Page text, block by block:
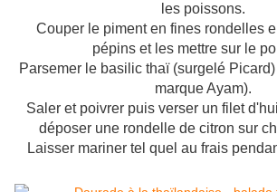
les poissons.
Couper le piment en fines rondelles
pépins et les mettre sur le
Parsemer le basilic thaï (surgelé
marque Ayam).
Saler et poivrer puis verser un filet
déposer une rondelle de citron sur
Laisser mariner tel quel au frais